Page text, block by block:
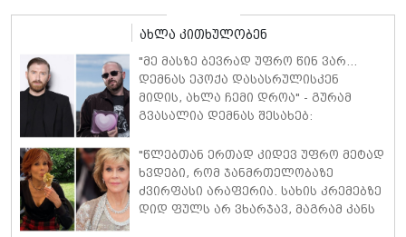
ახლა კითხულობენ
"მე მასზე ბევრად უფრო წინ ვარ...
დემნას ეპოქა დასასრულისკენ
მიდის, ახლა ჩემი დროა" - გურამ
გვასალია დემნას შესახებ:
ცნობილ ძმებს შორის
"წლებთან ერთად კიდევ უფრო მეტად
ხვდები, რომ ჯანმრთელობაზე
ძვირფასი არაფერია. სახის კრემებზე
დიდ ფულს არ ვხარჯავ, მაგრამ კანს